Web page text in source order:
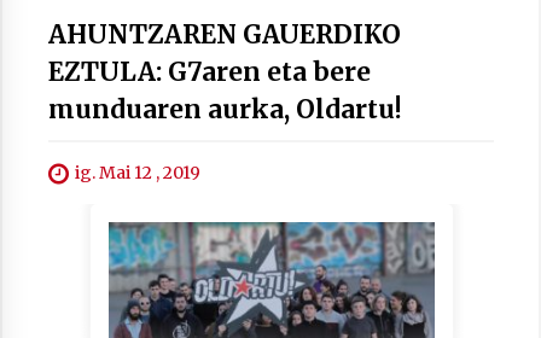
AHUNTZAREN GAUERDIKO
EZTULA: G7aren eta bere
munduaren aurka, Oldartu!
ig. Mai 12 , 2019